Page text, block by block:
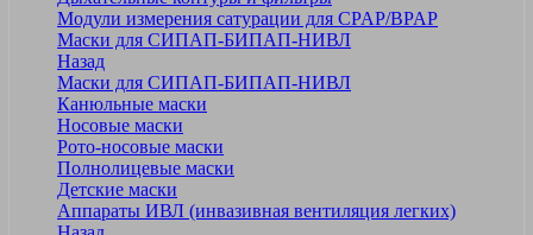
Модули измерения сатурации для CPAP/BPAP
Маски для СИПАП-БИПАП-НИВЛ
Назад
Маски для СИПАП-БИПАП-НИВЛ
Канюльные маски
Носовые маски
Рото-носовые маски
Полнолицевые маски
Детские маски
Аппараты ИВЛ (инвазивная вентиляция легких)